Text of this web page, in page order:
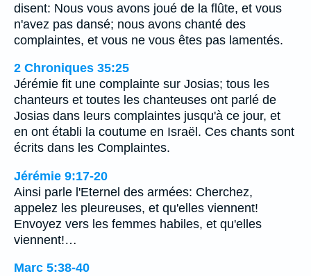
disent: Nous vous avons joué de la flûte, et vous
n'avez pas dansé; nous avons chanté des
complaintes, et vous ne vous êtes pas lamentés.
2 Chroniques 35:25
Jérémie fit une complainte sur Josias; tous les
chanteurs et toutes les chanteuses ont parlé de
Josias dans leurs complaintes jusqu'à ce jour, et
en ont établi la coutume en Israël. Ces chants sont
écrits dans les Complaintes.
Jérémie 9:17-20
Ainsi parle l'Eternel des armées: Cherchez,
appelez les pleureuses, et qu'elles viennent!
Envoyez vers les femmes habiles, et qu'elles
viennent!…
Marc 5:38-40